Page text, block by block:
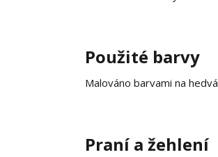
Použité barvy
Malováno barvami na
Praní a žehlení